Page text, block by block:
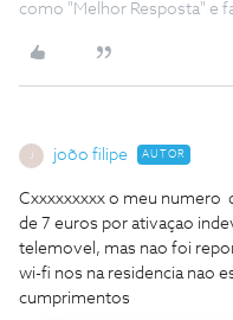
como "Melhor Resposta" e
joõo filipe AUTOR
Cxxxxxxxxx o meu numero
de 7 euros por ativaçao
telemovel, mas nao foi
wi-fi nos na residencia nao
cumprimentos